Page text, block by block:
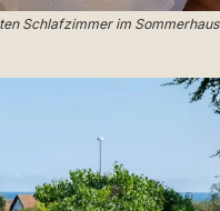
Schlafzimmer im Sommerhaus